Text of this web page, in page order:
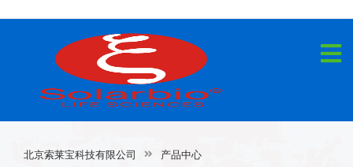
北京索莱宝科技有限公司 产品中心